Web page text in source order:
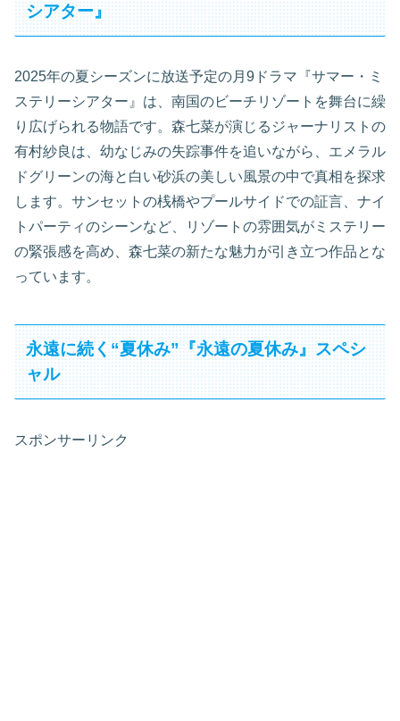
シアター』
2025年の夏シーズンに放送予定の月9ドラマ『サマー・ミ
ステリーシアター』は、南国のビーチリゾートを舞台に繰
り広げられる物語です。森七菜が演じるジャーナリストの
有村紗良は、幼なじみの失踪事件を追いながら、エメラル
ドグリーンの海と白い砂浜の美しい風景の中で真相を探求
します。サンセットの桟橋やプールサイドでの証言、ナイ
トパーティのシーンなど、リゾートの雰囲気がミステリー
の緊張感を高め、森七菜の新たな魅力が引き立つ作品とな
っています。
永遠に続く“夏休み”『永遠の夏休み』スペシ
ャル
スポンサーリンク